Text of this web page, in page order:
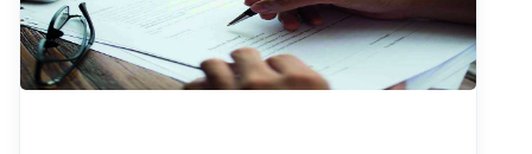
işçinin daha sonra açması muhtemel kıdem ve ihbar gibi …